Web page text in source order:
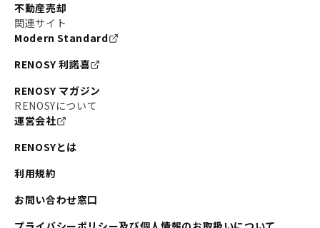
不動産売却
関連サイト
Modern Standard
RENOSY 利諾喜
RENOSY マガジン
RENOSYについて
運営会社
RENOSYとは
利用規約
お問い合わせ窓口